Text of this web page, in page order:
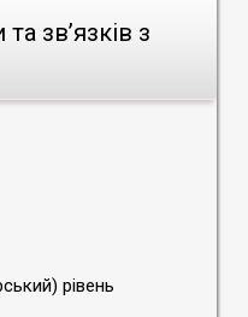
зв’язків з
рівень